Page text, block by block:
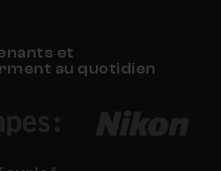
et
au quotidien